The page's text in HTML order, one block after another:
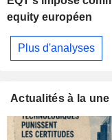
equity européen
Plus d'analyses
Actualités à la une